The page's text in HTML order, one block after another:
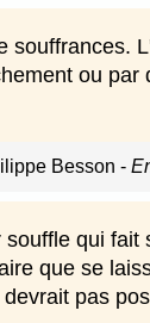
souffrances.
ou
Besson -
qui
que se
pas